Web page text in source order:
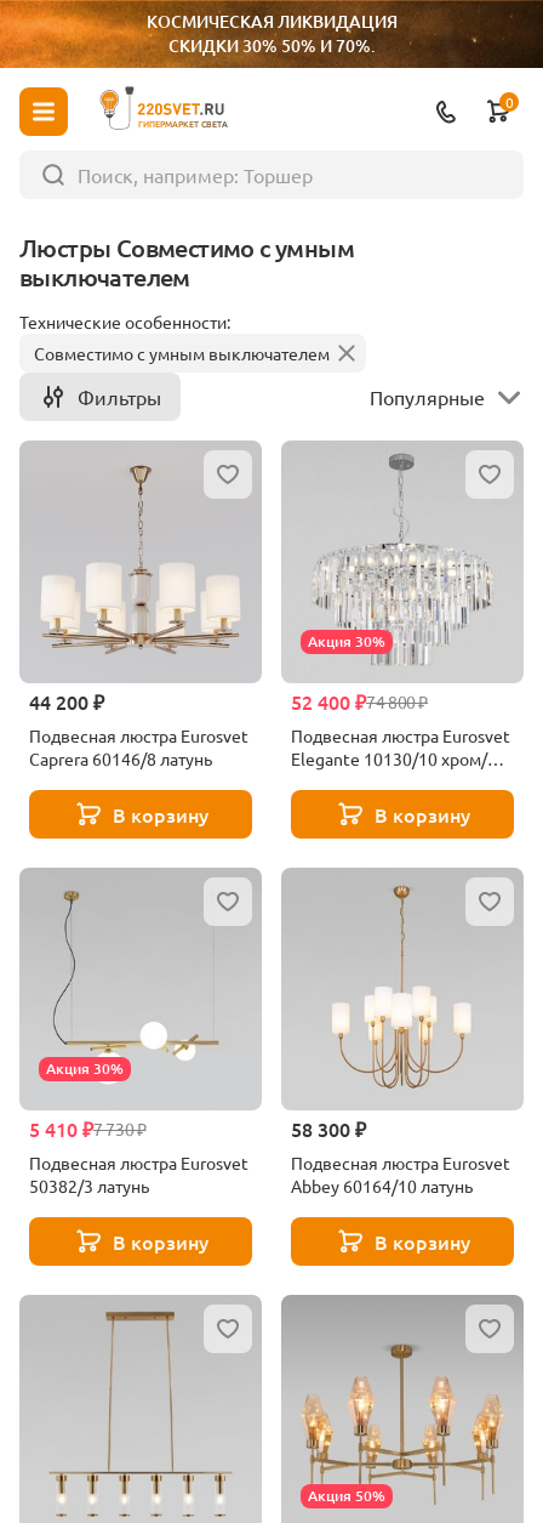
КОСМИЧЕСКАЯ ЛИКВИДАЦИЯ
СКИДКИ 30% 50% И 70%.
ГИПЕРМАРКЕТ СВЕТА
0
Люстры Совместимо с умным
выключателем
Технические особенности:
Совместимо с умным выключателем
Фильтры Популярные
44 200 ₽
Подвесная люстра Eurosvet
Caprera 60146/8 латунь
В корзину
Акция 30%
74 800 ₽
52 400 ₽
Подвесная люстра Eurosvet
Elegante 10130/10 хром/
Strotskis
В корзину
Акция 30%
7 730 ₽
5 410 ₽
Подвесная люстра Eurosvet
50382/3 латунь
В корзину
58 300 ₽
Подвесная люстра Eurosvet
Abbey 60164/10 латунь
В корзину
Акция 50%